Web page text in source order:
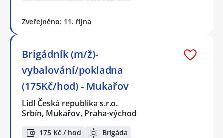
Zveřejněno: 11. října
Brigádník (m/ž)-
vybalování/pokladna
(175Kč/hod) - Mukařov
Lidl Česká republika s.r.o.
Srbín, Mukařov, Praha-východ
175 Kč / hod
Brigáda